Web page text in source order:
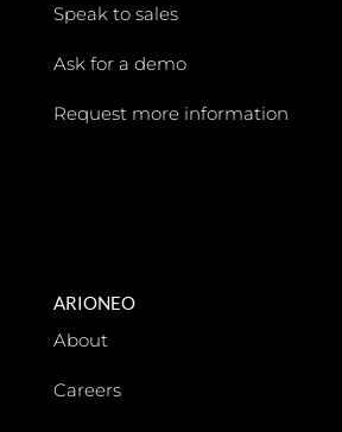
Speak to sales
Ask for a demo
Request more information
ARIONEO
About
Careers